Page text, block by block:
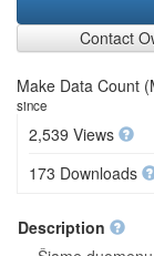
Contact
Make Data Count
since
2,539 Views
173 Downloads
Description